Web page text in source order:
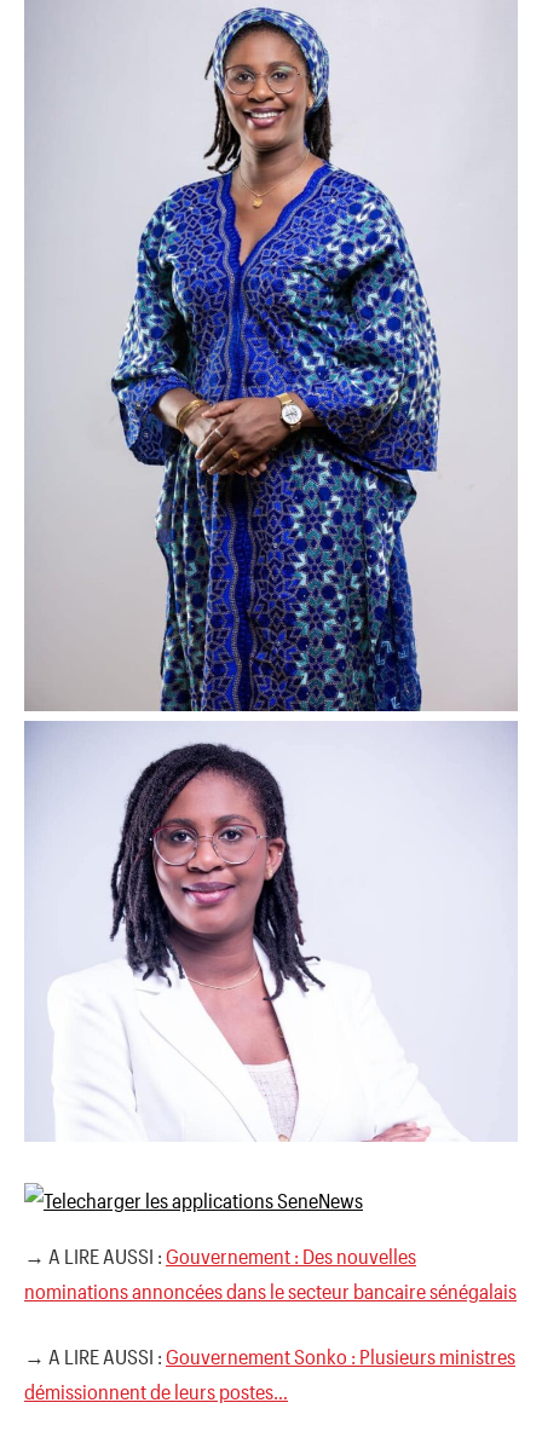
→ A LIRE AUSSI : Gouvernement : Des nouvelles
nominations annoncées dans le secteur bancaire sénégalais
→ A LIRE AUSSI : Gouvernement Sonko : Plusieurs ministres
démissionnent de leurs postes…